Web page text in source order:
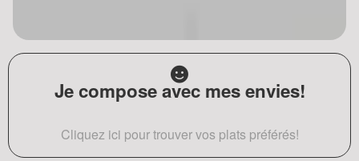
Je compose avec mes envies!
Cliquez ici pour trouver vos plats préférés!